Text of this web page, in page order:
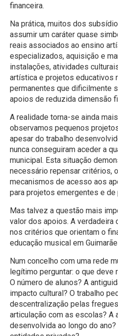
financeira.
Na prática, muitos dos
assumir um caráter quase
reais associados ao ensino
especializados, aquisição e
instalações, atividades
artística e projetos educativos
permanentes que dificilmente
apoios de reduzida dimensão
A realidade torna-se ainda
observamos pequenos
apesar do trabalho
nunca conseguiram aceder a
municipal. Esta situação
necessário repensar critérios,
mecanismos de acesso aos
para projetos emergentes e de
Mas talvez a questão mais
valor dos apoios. A
nos critérios que orientam o
educação musical em
Num concelho com uma rede
legítimo perguntar: o que deve
O número de alunos? A
impacto cultural? O trabalho
descentralização pelas
articulação com as escolas? A
desenvolvida ao longo do